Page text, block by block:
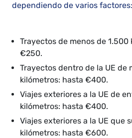
dependiendo de varios factores:
Trayectos de menos de 1.500
€250.
Trayectos dentro de la UE de
kilómetros: hasta €400.
Viajes exteriores a la UE de
kilómetros: hasta €400.
Viajes exteriores a la UE que
kilómetros: hasta €600.